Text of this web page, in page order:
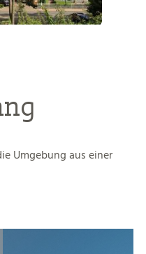
Umgebung aus einer